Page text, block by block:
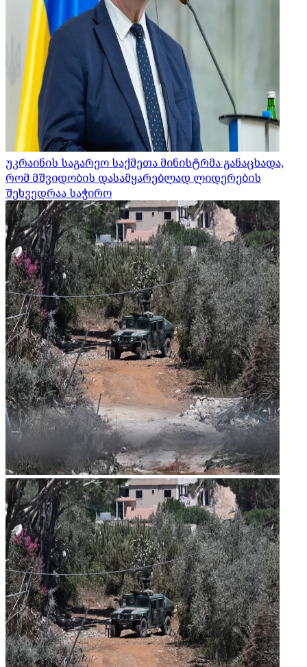
უკრაინის საგარეო საქმეთა მინისტრმა განაცხადა,
რომ მშვიდობის დასამყარებლად ლიდერების
შეხვედრაა საჭირო